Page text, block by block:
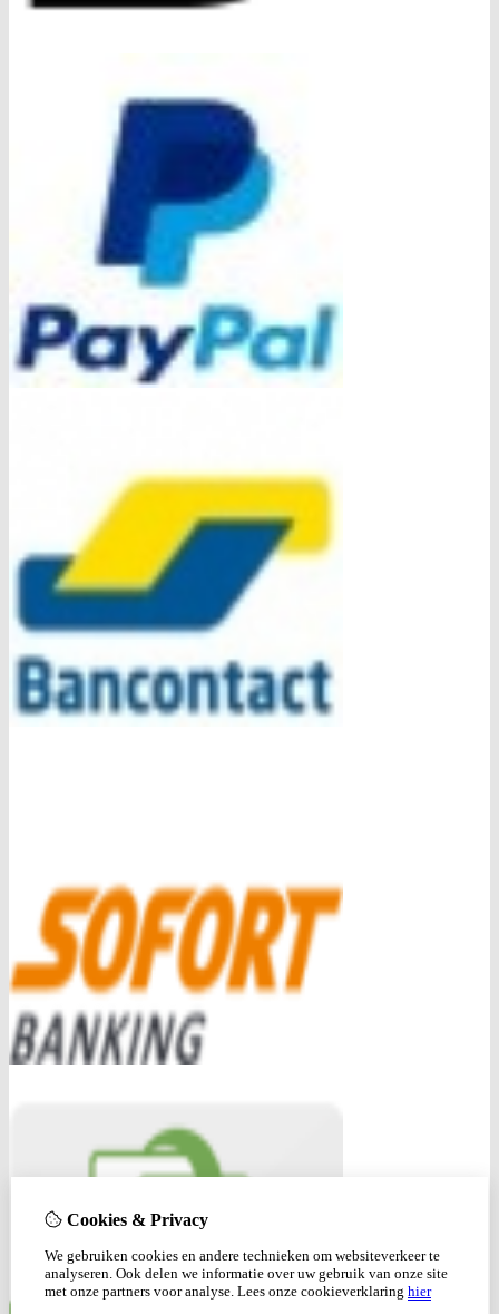
Cookies & Privacy
We gebruiken cookies en andere technieken om websiteverkeer te
analyseren. Ook delen we informatie over uw gebruik van onze site
met onze partners voor analyse. Lees onze cookieverklaring hier